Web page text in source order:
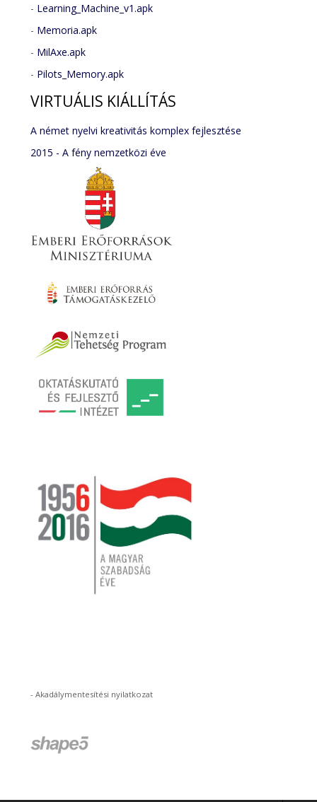
- Learning_Machine_v1.apk
- Memoria.apk
- MilAxe.apk
- Pilots_Memory.apk
VIRTUÁLIS KIÁLLÍTÁS
A német nyelvi kreativitás komplex fejlesztése
2015 - A fény nemzetközi éve
-Akadálymentesítési nyilatkozat